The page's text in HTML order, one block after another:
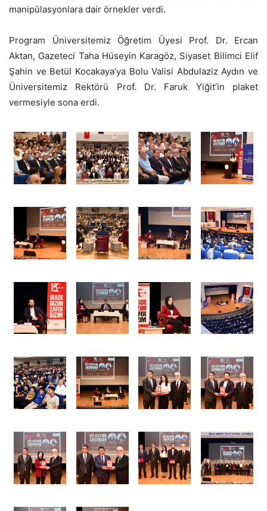
manipülasyonlara dair örnekler verdi.
Program Üniversitemiz Öğretim Üyesi Prof. Dr. Ercan
Aktan, Gazeteci Taha Hüseyin Karagöz, Siyaset Bilimci Elif
Şahin ve Betül Kocakaya’ya Bolu Valisi Abdulaziz Aydın ve
Üniversitemiz Rektörü Prof. Dr. Faruk Yiğit’in plaket
vermesiyle sona erdi.